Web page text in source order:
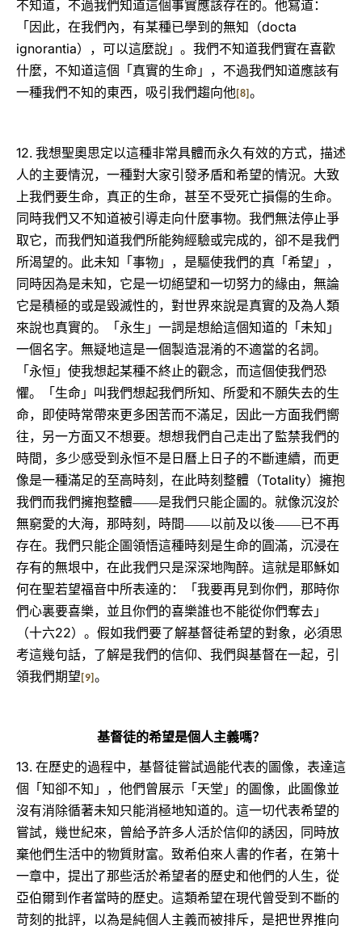
不知道，不過我們知道這個事實應該存在的。他寫道：
「因此，在我們內，有某種已學到的無知（docta
ignorantia），可以這麼說」。我們不知道我們實在喜歡
什麼，不知道這個「真實的生命」，不過我們知道應該有
一種我們不知的東西，吸引我們趨向他[8] 。
12. 我想聖奧思定以這種非常具體而永久有效的方式，描述
人的主要情況，一種對大家引發矛盾和希望的情況。大致
上我們要生命，真正的生命，甚至不受死亡損傷的生命。
同時我們又不知道被引導走向什麼事物。我們無法停止爭
取它，而我們知道我們所能夠經驗或完成的，卻不是我們
所渴望的。此未知「事物」，是驅使我們的真「希望」，
同時因為是未知，它是一切絕望和一切努力的緣由，無論
它是積極的或是毀滅性的，對世界來說是真實的及為人類
來說也真實的。「永生」一詞是想給這個知道的「未知」
一個名字。無疑地這是一個製造混淆的不適當的名詞。
「永恒」使我想起某種不終止的觀念，而這個使我們恐
懼。「生命」叫我們想起我們所知、所愛和不願失去的生
命，即使時常帶來更多困苦而不滿足，因此一方面我們嚮
往，另一方面又不想要。想想我們自己走出了監禁我們的
時間，多少感受到永恒不是日曆上日子的不斷連續，而更
像是一種滿足的至高時刻，在此時刻整體（Totality）擁抱
我們而我們擁抱整體――是我們只能企圖的。就像沉沒於
無窮愛的大海，那時刻，時間――以前及以後――已不再
存在。我們只能企圖領悟這種時刻是生命的圓滿，沉浸在
存有的無垠中，在此我們只是深深地陶醉。這就是耶穌如
何在聖若望福音中所表達的：「我要再見到你們，那時你
們心裏要喜樂，並且你們的喜樂誰也不能從你們奪去」
（十六22）。假如我們要了解基督徒希望的對象，必須思
考這幾句話，了解是我們的信仰、我們與基督在一起，引
領我們期望 [9] 。
基督徒的希望是個人主義嗎？
13. 在歷史的過程中，基督徒嘗試過能代表的圖像，表達這
個「知卻不知」，他們曾展示「天堂」的圖像，此圖像並
沒有消除循著未知只能消極地知道的。這一切代表希望的
嘗試，幾世紀來，曾給予許多人活於信仰的誘因，同時放
棄他們生活中的物質財富。致希伯來人書的作者，在第十
一章中，提出了那些活於希望者的歷史和他們的人生，從
亞伯爾到作者當時的歷史。這類希望在現代曾受到不斷的
苛刻的批評，以為是純個人主義而被排斥，是把世界推向